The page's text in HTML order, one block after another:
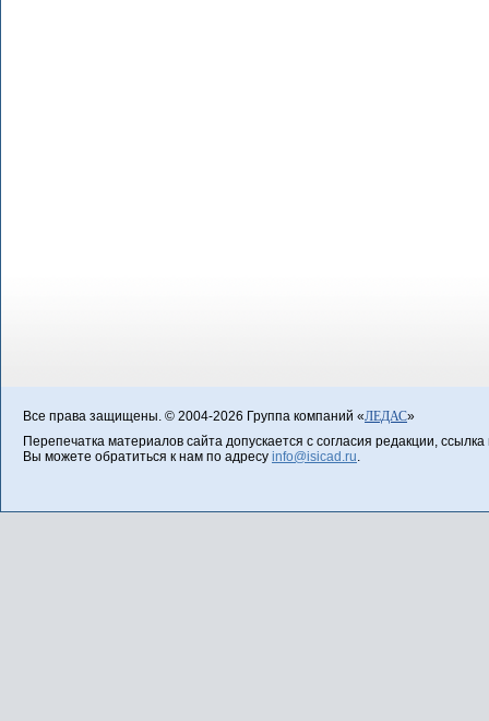
Все права защищены. © 2004-2026 Группа компаний «ЛЕДАС»
Перепечатка материалов сайта допускается с согласия редакции,
Вы можете обратиться к нам по адресу info@isicad.ru.